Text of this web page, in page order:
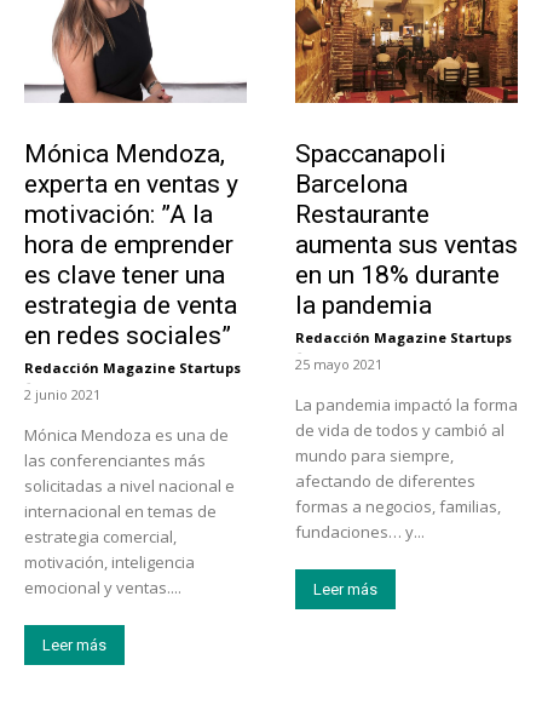
Mónica Mendoza,
experta en ventas y
motivación: ”A la
hora de emprender
es clave tener una
estrategia de venta
en redes sociales”
Redacción Magazine Startups
-
2 junio 2021
Mónica Mendoza es una de
las conferenciantes más
solicitadas a nivel nacional e
internacional en temas de
estrategia comercial,
motivación, inteligencia
emocional y ventas....
Leer más
Spaccanapoli
Barcelona
Restaurante
aumenta sus ventas
en un 18% durante
la pandemia
Redacción Magazine Startups
-
25 mayo 2021
La pandemia impactó la forma
de vida de todos y cambió al
mundo para siempre,
afectando de diferentes
formas a negocios, familias,
fundaciones… y...
Leer más